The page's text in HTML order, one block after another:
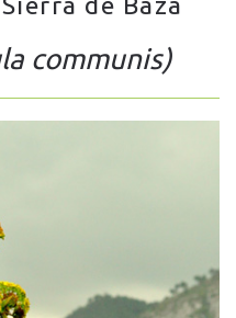
communis)